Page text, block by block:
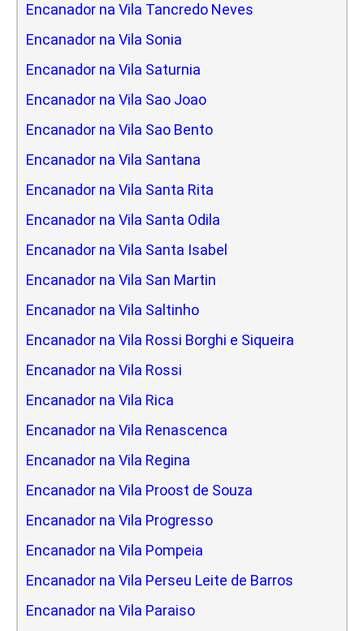
Encanador na Vila Tancredo Neves
Encanador na Vila Sonia
Encanador na Vila Saturnia
Encanador na Vila Sao Joao
Encanador na Vila Sao Bento
Encanador na Vila Santana
Encanador na Vila Santa Rita
Encanador na Vila Santa Odila
Encanador na Vila Santa Isabel
Encanador na Vila San Martin
Encanador na Vila Saltinho
Encanador na Vila Rossi Borghi e Siqueira
Encanador na Vila Rossi
Encanador na Vila Rica
Encanador na Vila Renascenca
Encanador na Vila Regina
Encanador na Vila Proost de Souza
Encanador na Vila Progresso
Encanador na Vila Pompeia
Encanador na Vila Perseu Leite de Barros
Encanador na Vila Paraiso